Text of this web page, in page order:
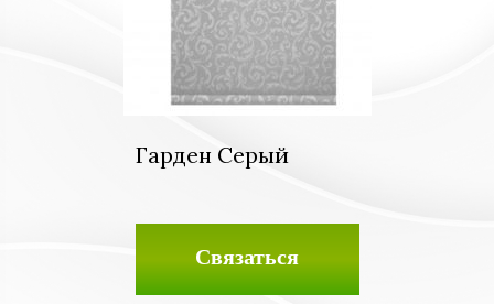
Гарден Серый
Связаться